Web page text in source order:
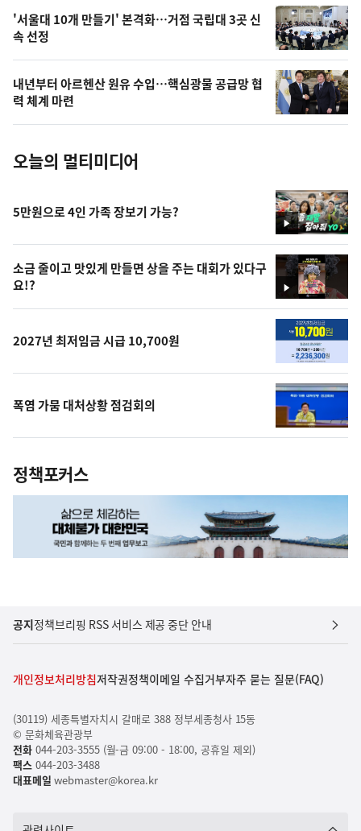
오
늘
의
사
진
'서울대 10개 만들기' 본격화…거점 국립대 3곳 신
속 선정
내년부터 아르헨산 원유 수입…핵심광물 공급망 협
력 체계 마련
오늘의 멀티미디어
영
상
5만원으로 4인 가족 장보기 가능?
영
상
소금 줄이고 맛있게 만들면 상을 주는 대회가 있다구
요!?
2027년 최저임금 시급 10,700원
폭염 가뭄 대처상황 점검회의
정책포커스
공지정책브리핑 RSS 서비스 제공 중단 안내
개인정보처리방침저작권정책이메일 수집거부자주 묻는 질문(FAQ)
(30119) 세종특별자치시 갈매로 388 정부세종청사 15동
© 문화체육관광부
전화044-203-3555 (월-금 09:00 - 18:00, 공휴일 제외)
팩스 044-203-3488
대표메일 webmaster@korea.kr